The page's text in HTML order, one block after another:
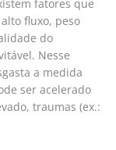
fatores que
fluxo, peso
do
Nesse
a medida
ser acelerado
traumas (ex.: